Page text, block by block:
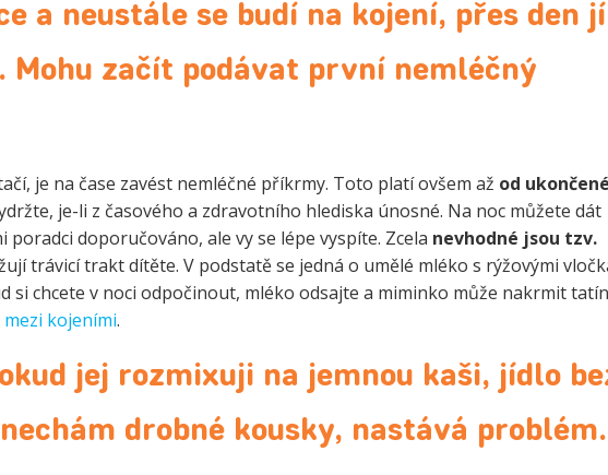
a neustále se budí na kojení, přes den jí
začít podávat první nemléčný
je na čase zavést nemléčné příkrmy. Toto platí ovšem až od
je-li z časového a zdravotního hlediska únosné. Na noc můžete dát
poradci doporučováno, ale vy se lépe vyspíte. Zcela nevhodné jsou tzv.
trávicí trakt dítěte. V podstatě se jedná o umělé mléko s rýžovými
si chcete v noci odpočinout, mléko odsajte a miminko může nakrmit
kojeními.
jej rozmixuji na jemnou kaši, jídlo
drobné kousky, nastává problém.